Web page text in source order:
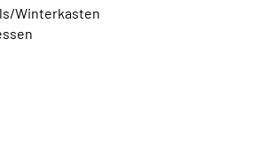
Winterkasten